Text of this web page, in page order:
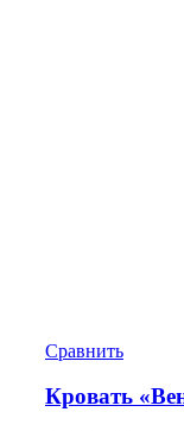
Сравнить
Кровать